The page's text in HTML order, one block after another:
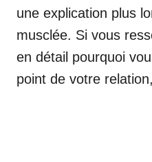
une explication plus
musclée. Si vous
en détail pourquoi
point de votre